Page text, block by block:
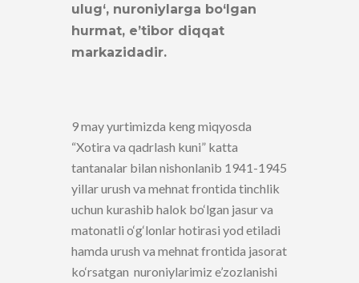
ulug‘, nuroniylarga bo‘lgan
hurmat, e’tibor diqqat
markazidadir.
9 may yurtimizda keng miqyosda
“Xotira va qadrlash kuni” katta
tantanalar bilan nishonlanib 1941-1945
yillar urush va mehnat frontida tinchlik
uchun kurashib halok bo‘lgan jasur va
matonatli o‘g‘lonlar hotirasi yod etiladi
hamda urush va mehnat frontida jasorat
ko‘rsatgan nuroniylarimiz e’zozlanishi